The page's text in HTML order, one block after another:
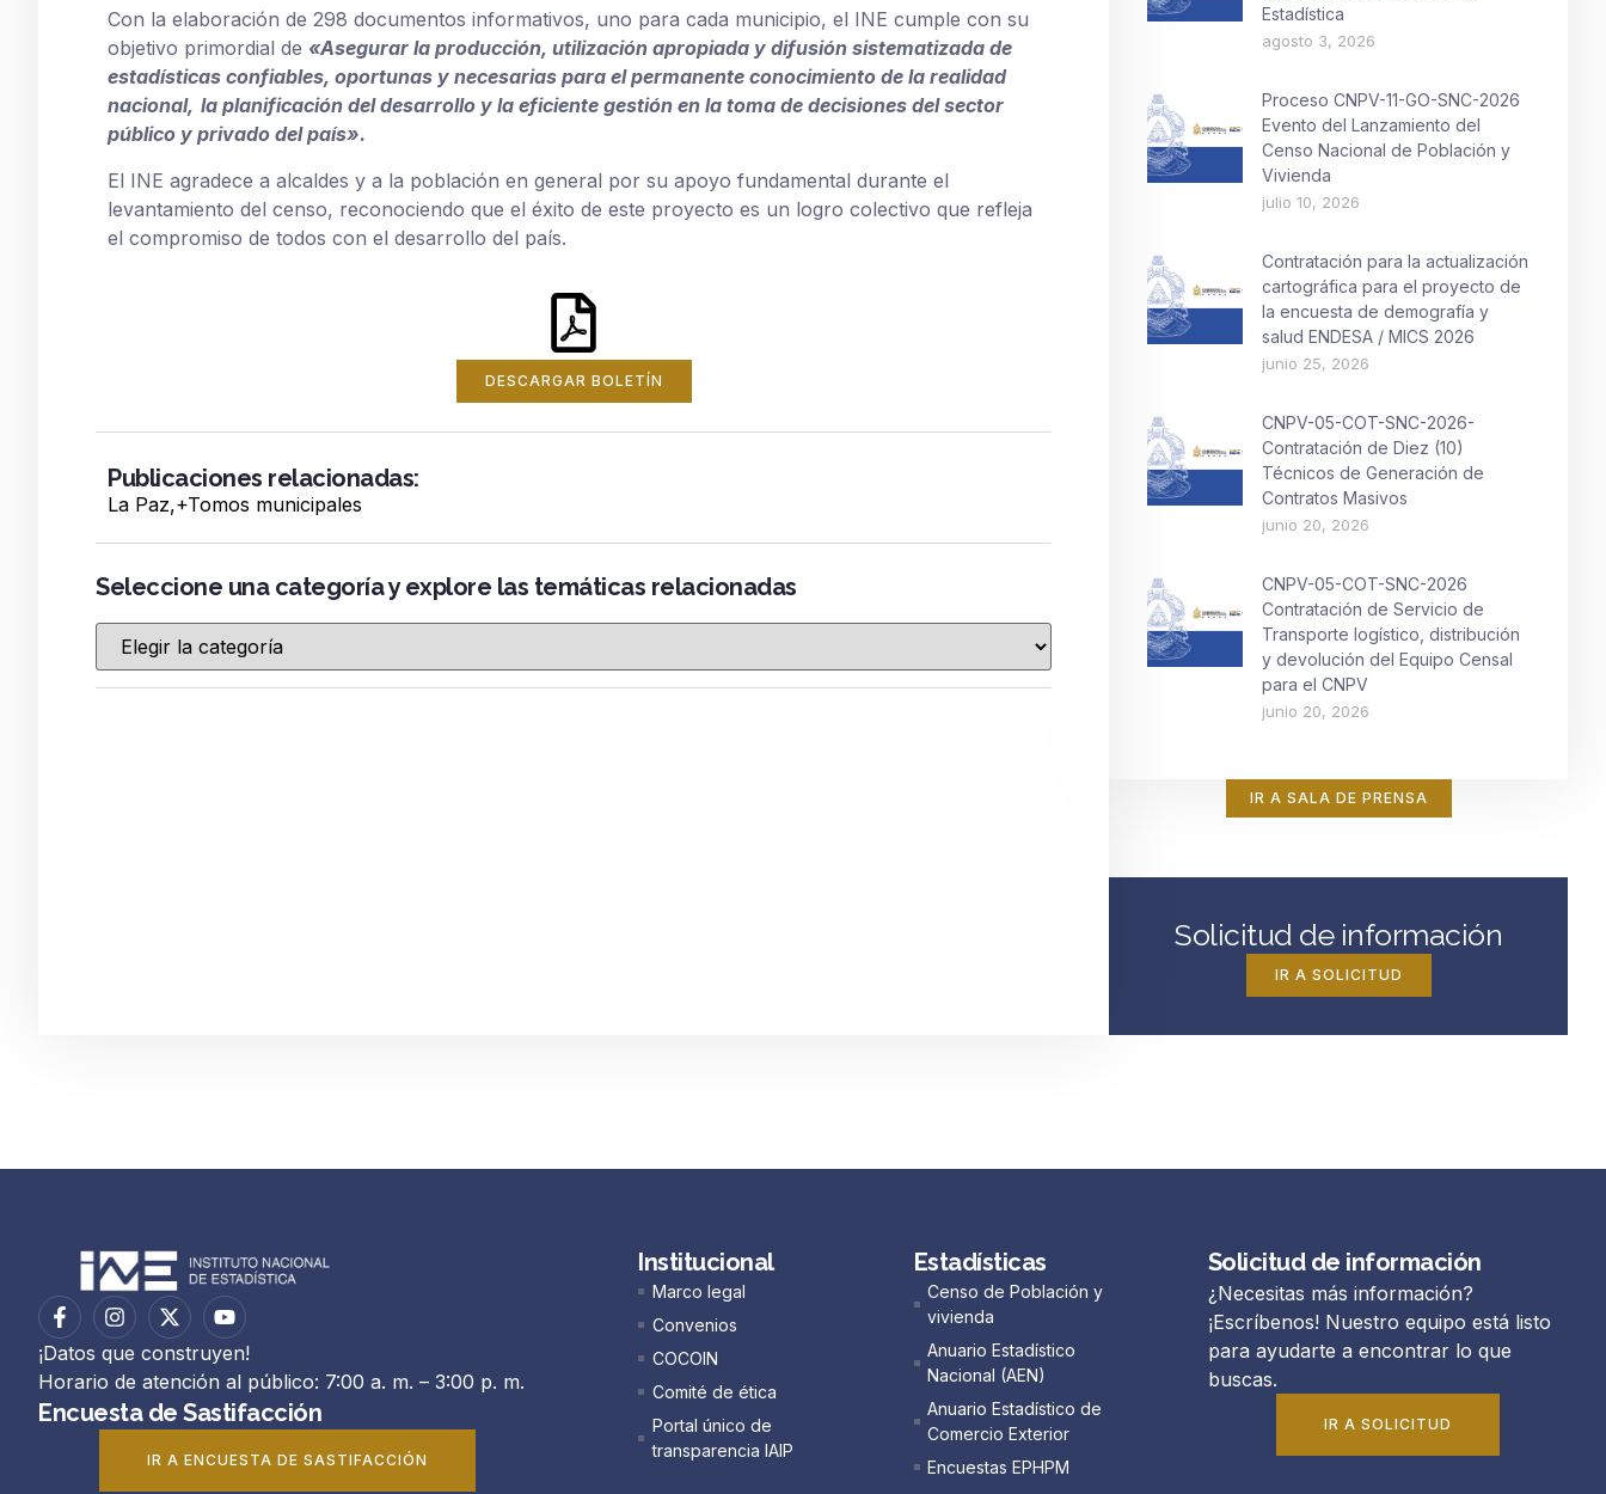
Con la elaboración de 298 documentos informativos, uno para cada municipio, el INE cumple con su
objetivo primordial de «Asegurar la producción, utilización apropiada y difusión sistematizada de
estadísticas confiables, oportunas y necesarias para el permanente conocimiento de la realidad
nacional, la planificación del desarrollo y la eficiente gestión en la toma de decisiones del sector
público y privado del país».
El INE agradece a alcaldes y a la población en general por su apoyo fundamental durante el
levantamiento del censo, reconociendo que el éxito de este proyecto es un logro colectivo que refleja
el compromiso de todos con el desarrollo del país.
DESCARGAR BOLETÍN
Publicaciones relacionadas:
La Paz,+Tomos municipales
Seleccione una categoría y explore las temáticas relacionadas
Estadística
agosto 3, 2026
Proceso CNPV-11-GO-SNC-2026
Evento del Lanzamiento del
Censo Nacional de Población y
Vivienda
julio 10, 2026
Contratación para la actualización
cartográfica para el proyecto de
la encuesta de demografía y
salud ENDESA / MICS 2026
junio 25, 2026
CNPV-05-COT-SNC-2026-
Contratación de Diez (10)
Técnicos de Generación de
Contratos Masivos
junio 20, 2026
CNPV-05-COT-SNC-2026
Contratación de Servicio de
Transporte logístico, distribución
y devolución del Equipo Censal
para el CNPV
junio 20, 2026
IR A SALA DE PRENSA
Solicitud de información
IR A SOLICITUD
¡Datos que construyen!
Horario de atención al público: 7:00 a. m. – 3:00 p. m.
Encuesta de Sastifacción
IR A ENCUESTA DE SASTIFACCIÓN
Institucional
Marco legal
Convenios
COCOIN
Comité de ética
Portal único de
transparencia IAIP
Estadísticas
Censo de Población y
vivienda
Anuario Estadístico
Nacional (AEN)​
Anuario Estadístico de
Comercio Exterior
Encuestas EPHPM
Solicitud de información
¿Necesitas más información?
¡Escríbenos! Nuestro equipo está listo
para ayudarte a encontrar lo que
buscas.
IR A SOLICITUD